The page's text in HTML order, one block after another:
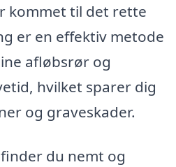
kommet til det rette
er en effektiv metode
afløbsrør og
hvilket sparer dig
og graveskader.
du nemt og